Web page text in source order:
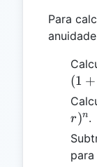
Para
(1 +
r)n.